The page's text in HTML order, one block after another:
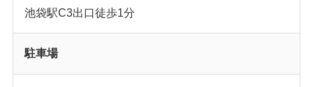
池袋駅C3出口徒歩1分
駐車場